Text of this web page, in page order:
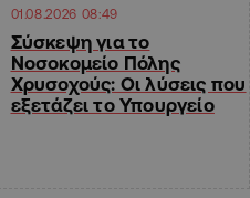
01.08.2026 08:49
Σύσκεψη για το
Νοσοκομείο Πόλης
Χρυσοχούς: Οι λύσεις που
εξετάζει το Υπουργείο